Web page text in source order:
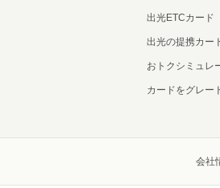
出光ETCカード
出光の提携カー
おトクシミュレ
カードをグレー
会社